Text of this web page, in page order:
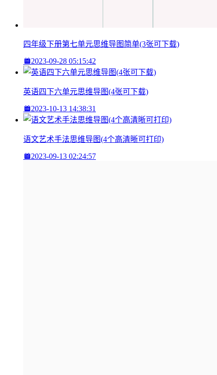
四年级下册第七单元思维导图简单(3张可下载)
2023-09-28 05:15:42
英语四下六单元思维导图(4张可下载)
2023-10-13 14:38:31
语文艺术手法思维导图(4个高清晰可打印)
2023-09-13 02:24:57